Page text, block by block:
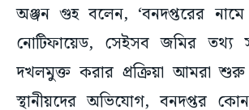
অঞ্জন গুহ বলেন, ‘বনদপ্তরের
নোটিফায়েড, সেইসব জমির তথ্য
দখলমুক্ত করার প্রক্রিয়া আমরা শুরু
স্থানীয়দের অভিযোগ, বনদপ্তর